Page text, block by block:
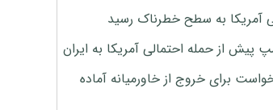
آمریکا به سطح خطرناک رسید
پیش از حمله احتمالی آمریکا به ایران
برای خروج از خاورمیانه آماده